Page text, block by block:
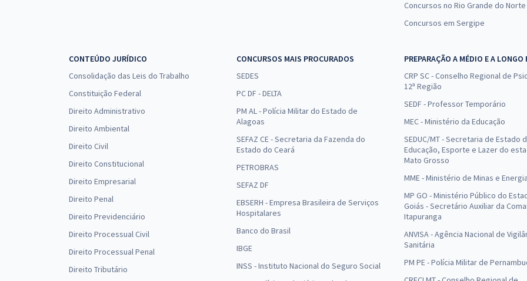
Concursos no Rio Grande do Norte
Concursos em Sergipe
CONTEÚDO JURÍDICO
Consolidação das Leis do Trabalho
Constituição Federal
Direito Administrativo
Direito Ambiental
Direito Civil
Direito Constitucional
Direito Empresarial
Direito Penal
Direito Previdenciário
Direito Processual Civil
Direito Processual Penal
Direito Tributário
CONCURSOS MAIS PROCURADOS
SEDES
PC DF - DELTA
PM AL - Polícia Militar do Estado de
Alagoas
SEFAZ CE - Secretaria da Fazenda do
Estado do Ceará
PETROBRAS
SEFAZ DF
EBSERH - Empresa Brasileira de Serviços
Hospitalares
Banco do Brasil
IBGE
INSS - Instituto Nacional do Seguro Social
PREPARAÇÃO A MÉDIO E A LONGO
CRP SC - Conselho Regional de
12ª Região
SEDF - Professor Temporário
MEC - Ministério da Educação
SEDUC/MT - Secretaria de Estado
Educação, Esporte e Lazer do
Mato Grosso
MME - Ministério de Minas e
MP GO - Ministério Público do
Goiás - Secretário Auxiliar da
Itapuranga
ANVISA - Agência Nacional de
Sanitária
PM PE - Polícia Militar de